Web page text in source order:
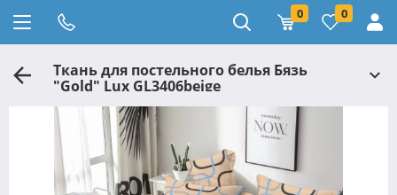
0 0
Ткань для постельного белья Бязь
"Gold" Lux GL3406beige